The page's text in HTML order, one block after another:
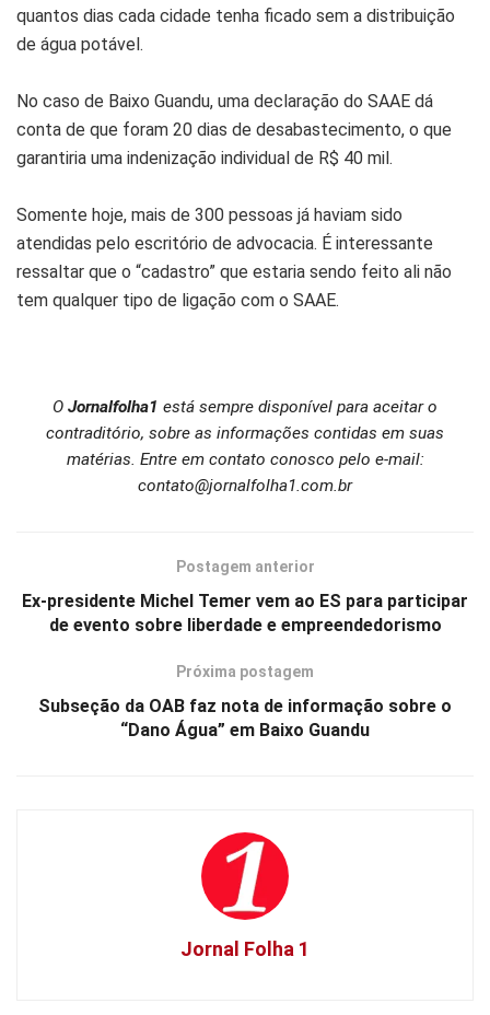
quantos dias cada cidade tenha ficado sem a distribuição
de água potável.
No caso de Baixo Guandu, uma declaração do SAAE dá
conta de que foram 20 dias de desabastecimento, o que
garantiria uma indenização individual de R$ 40 mil.
Somente hoje, mais de 300 pessoas já haviam sido
atendidas pelo escritório de advocacia. É interessante
ressaltar que o “cadastro” que estaria sendo feito ali não
tem qualquer tipo de ligação com o SAAE.
O Jornalfolha1 está sempre disponível para aceitar o
contraditório, sobre as informações contidas em suas
matérias. Entre em contato conosco pelo e-mail:
contato@jornalfolha1.com.br
Postagem anterior
Ex-presidente Michel Temer vem ao ES para participar
de evento sobre liberdade e empreendedorismo
Próxima postagem
Subseção da OAB faz nota de informação sobre o
“Dano Água” em Baixo Guandu
Jornal Folha 1